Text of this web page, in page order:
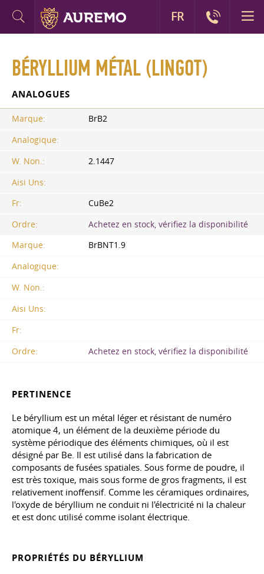
BÉRYLLIUM MÉTAL (LINGOT)
ANALOGUES
Marque:
BrB2
Analogique:
W. Non.:
2.1447
Aisi Uns:
Fr:
CuBe2
Ordre:
Achetez en stock, vérifiez la disponibilité
Marque:
BrBNT1.9
Analogique:
W. Non.:
Aisi Uns:
Fr:
Ordre:
Achetez en stock, vérifiez la disponibilité
PERTINENCE
Le béryllium est un métal léger et résistant de numéro
atomique 4, un élément de la deuxième période du
système périodique des éléments chimiques, où il est
désigné par Be. Il est utilisé dans la fabrication de
composants de fusées spatiales. Sous forme de poudre, il
est très toxique, mais sous forme de gros fragments, il est
relativement inoffensif. Comme les céramiques ordinaires,
l'oxyde de béryllium ne conduit ni l'électricité ni la chaleur
et est donc utilisé comme isolant électrique.
PROPRIÉTÉS DU BÉRYLLIUM
FR